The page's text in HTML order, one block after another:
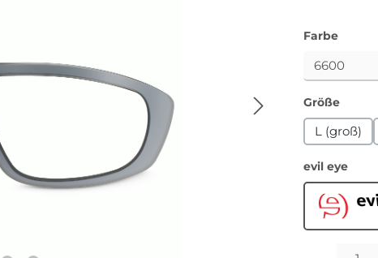
Farbe
Größe
L (groß)
evil eye
Produkt